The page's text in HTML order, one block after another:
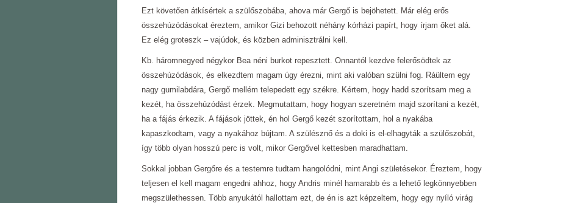
Ezt követően átkísértek a szülőszobába, ahova már Gergő is bejöhetett. Már elég erős
összehúzódásokat éreztem, amikor Gizi behozott néhány kórházi papírt, hogy írjam őket alá.
Ez elég groteszk – vajúdok, és közben adminisztrálni kell.
Kb. háromnegyed négykor Bea néni burkot repesztett. Onnantól kezdve felerősödtek az
összehúzódások, és elkezdtem magam úgy érezni, mint aki valóban szülni fog. Ráültem egy
nagy gumilabdára, Gergő mellém telepedett egy székre. Kértem, hogy hadd szorítsam meg a
kezét, ha összehúzódást érzek. Megmutattam, hogy hogyan szeretném majd szorítani a kezét,
ha a fájás érkezik. A fájások jöttek, én hol Gergő kezét szorítottam, hol a nyakába
kapaszkodtam, vagy a nyakához bújtam. A szülésznő és a doki is el-elhagyták a szülőszobát,
így több olyan hosszú perc is volt, mikor Gergővel kettesben maradhattam.
Sokkal jobban Gergőre és a testemre tudtam hangolódni, mint Angi születésekor. Éreztem, hogy
teljesen el kell magam engedni ahhoz, hogy Andris minél hamarabb és a lehető legkönnyebben
megszülethessen. Több anyukától hallottam ezt, de én is azt képzeltem, hogy egy nyíló virág